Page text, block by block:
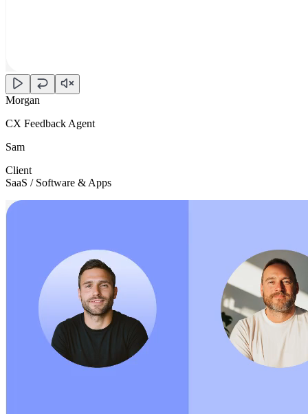
Morgan
CX Feedback Agent
Sam
Client
SaaS / Software & Apps